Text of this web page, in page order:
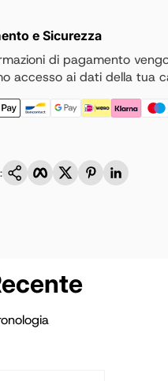
e Sicurezza
di pagamento
accesso ai dati della tua
Copia linkFacebook
TwitterPinterest